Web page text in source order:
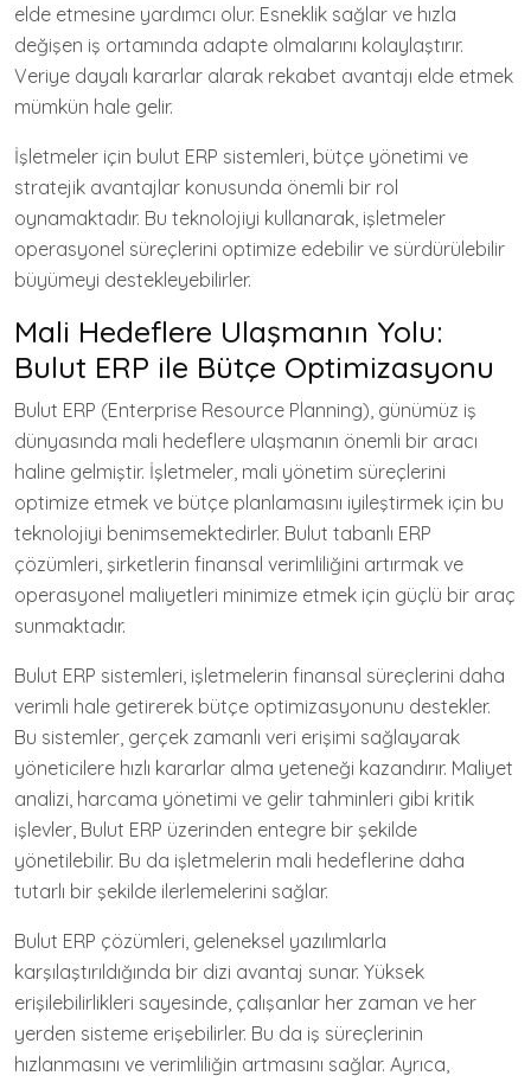
elde etmesine yardımcı olur. Esneklik sağlar ve hızla
değişen iş ortamında adapte olmalarını kolaylaştırır.
Veriye dayalı kararlar alarak rekabet avantajı elde etmek
mümkün hale gelir.
İşletmeler için bulut ERP sistemleri, bütçe yönetimi ve
stratejik avantajlar konusunda önemli bir rol
oynamaktadır. Bu teknolojiyi kullanarak, işletmeler
operasyonel süreçlerini optimize edebilir ve sürdürülebilir
büyümeyi destekleyebilirler.
Mali Hedeflere Ulaşmanın Yolu:
Bulut ERP ile Bütçe Optimizasyonu
Bulut ERP (Enterprise Resource Planning), günümüz iş
dünyasında mali hedeflere ulaşmanın önemli bir aracı
haline gelmiştir. İşletmeler, mali yönetim süreçlerini
optimize etmek ve bütçe planlamasını iyileştirmek için bu
teknolojiyi benimsemektedirler. Bulut tabanlı ERP
çözümleri, şirketlerin finansal verimliliğini artırmak ve
operasyonel maliyetleri minimize etmek için güçlü bir araç
sunmaktadır.
Bulut ERP sistemleri, işletmelerin finansal süreçlerini daha
verimli hale getirerek bütçe optimizasyonunu destekler.
Bu sistemler, gerçek zamanlı veri erişimi sağlayarak
yöneticilere hızlı kararlar alma yeteneği kazandırır. Maliyet
analizi, harcama yönetimi ve gelir tahminleri gibi kritik
işlevler, Bulut ERP üzerinden entegre bir şekilde
yönetilebilir. Bu da işletmelerin mali hedeflerine daha
tutarlı bir şekilde ilerlemelerini sağlar.
Bulut ERP çözümleri, geleneksel yazılımlarla
karşılaştırıldığında bir dizi avantaj sunar. Yüksek
erişilebilirlikleri sayesinde, çalışanlar her zaman ve her
yerden sisteme erişebilirler. Bu da iş süreçlerinin
hızlanmasını ve verimliliğin artmasını sağlar. Ayrıca,